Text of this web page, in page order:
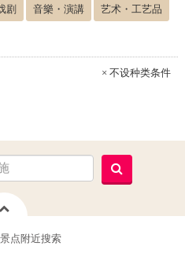
剧 音樂・演講 艺术・工艺品
× 不设种类条件
点附近搜索